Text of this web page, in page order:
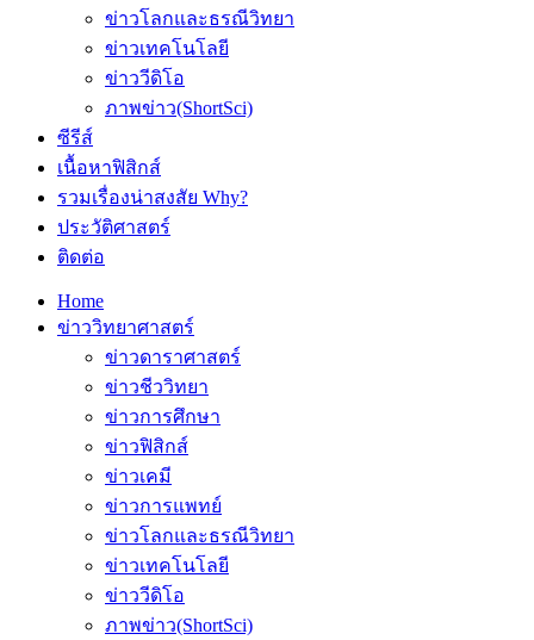
ข่าวโลกและธรณีวิทยา
ข่าวเทคโนโลยี
ข่าววีดิโอ
ภาพข่าว(ShortSci)
ซีรีส์
เนื้อหาฟิสิกส์
รวมเรื่องน่าสงสัย Why?
ประวัติศาสตร์
ติดต่อ
Home
ข่าววิทยาศาสตร์
ข่าวดาราศาสตร์
ข่าวชีววิทยา
ข่าวการศึกษา
ข่าวฟิสิกส์
ข่าวเคมี
ข่าวการแพทย์
ข่าวโลกและธรณีวิทยา
ข่าวเทคโนโลยี
ข่าววีดิโอ
ภาพข่าว(ShortSci)